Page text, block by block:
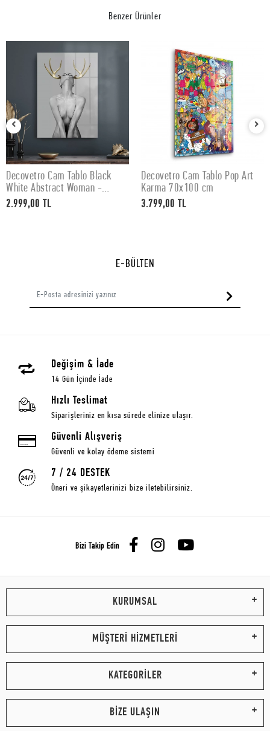
Benzer Ürünler
SEPETE EKLE
Decovetro Cam Tablo Black
White Abstract Woman -
50x70 cm
2.999,00 TL
SEPETE EKLE
Decovetro Cam Tablo Pop Art
Karma 70x100 cm
3.799,00 TL
E-BÜLTEN
Değişim & İade
14 Gün İçinde İade
Hızlı Teslimat
Siparişleriniz en kısa sürede elinize ulaşır.
Güvenli Alışveriş
Güvenli ve kolay ödeme sistemi
7 / 24 DESTEK
Öneri ve şikayetlerinizi bize iletebilirsiniz.
Bizi Takip Edin
KURUMSAL
MÜŞTERİ HİZMETLERİ
KATEGORİLER
BİZE ULAŞIN